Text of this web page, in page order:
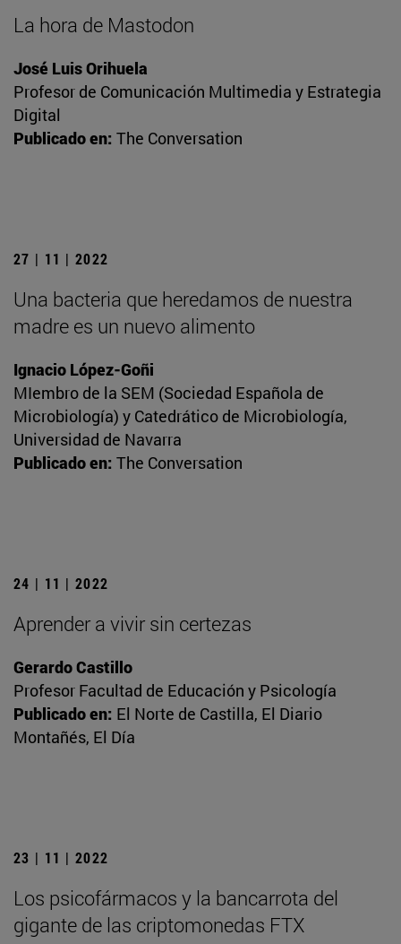
La hora de Mastodon
José Luis Orihuela
Profesor de Comunicación Multimedia y Estrategia
Digital
Publicado en: The Conversation
27 | 11 | 2022
Una bacteria que heredamos de nuestra
madre es un nuevo alimento
Ignacio López-Goñi
MIembro de la SEM (Sociedad Española de
Microbiología) y Catedrático de Microbiología,
Universidad de Navarra
Publicado en: The Conversation
24 | 11 | 2022
Aprender a vivir sin certezas
Gerardo Castillo
Profesor Facultad de Educación y Psicología
Publicado en: El Norte de Castilla, El Diario
Montañés, El Día
23 | 11 | 2022
Los psicofármacos y la bancarrota del
gigante de las criptomonedas FTX